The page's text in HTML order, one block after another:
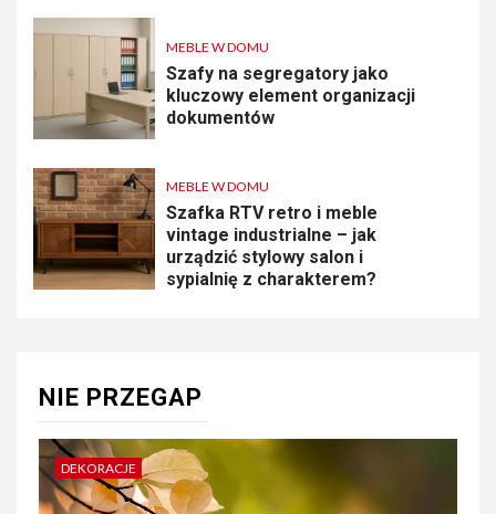
MEBLE W DOMU
Szafy na segregatory jako
kluczowy element organizacji
dokumentów
MEBLE W DOMU
Szafka RTV retro i meble
vintage industrialne – jak
urządzić stylowy salon i
sypialnię z charakterem?
NIE PRZEGAP
DEKORACJE